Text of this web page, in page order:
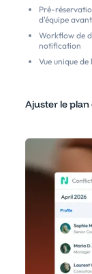
Pré-
d'équipe
Workflow de
notification
Vue unique
Ajuster le